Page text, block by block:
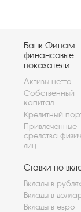
Банк Финам -
финансовые
показатели
Активы-нетто
Собственный
капитал
Кредитный
Привлеченные
средства
лиц
Ставки по
Вклады в рублях
Вклады в
Вклады в евро